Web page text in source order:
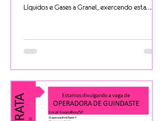
Líquidos e Gases a Granel, exercendo esta